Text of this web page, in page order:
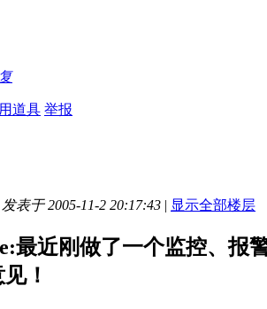
道具 举报
发表于 2005-11-2 20:17:43 | 显示全部楼层
最近刚做了一个监控、报
！